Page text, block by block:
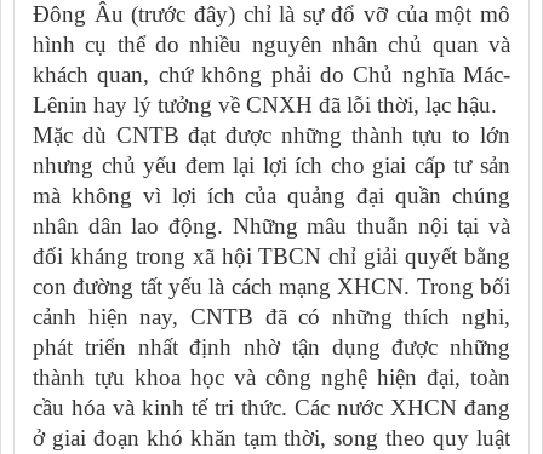
Đông Âu (trước đây) chỉ là sự đổ vỡ của một mô
hình cụ thể do nhiều nguyên nhân chủ quan và
khách quan, chứ không phải do Chủ nghĩa Mác-
Lênin hay lý tưởng về CNXH đã lỗi thời, lạc hậu.
Mặc dù CNTB đạt được những thành tựu to lớn
nhưng chủ yếu đem lại lợi ích cho giai cấp tư sản
mà không vì lợi ích của quảng đại quần chúng
nhân dân lao động. Những mâu thuẫn nội tại và
đối kháng trong xã hội TBCN chỉ giải quyết bằng
con đường tất yếu là cách mạng XHCN. Trong bối
cảnh hiện nay, CNTB đã có những thích nghi,
phát triển nhất định nhờ tận dụng được những
thành tựu khoa học và công nghệ hiện đại, toàn
cầu hóa và kinh tế tri thức. Các nước XHCN đang
ở giai đoạn khó khăn tạm thời, song theo quy luật